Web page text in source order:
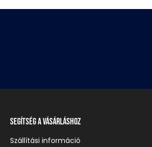
Segítség a vásárláshoz
Szállítási információ